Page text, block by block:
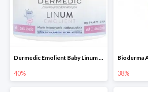
Dermedic Emolient Baby Linum 225 g
40% 38%